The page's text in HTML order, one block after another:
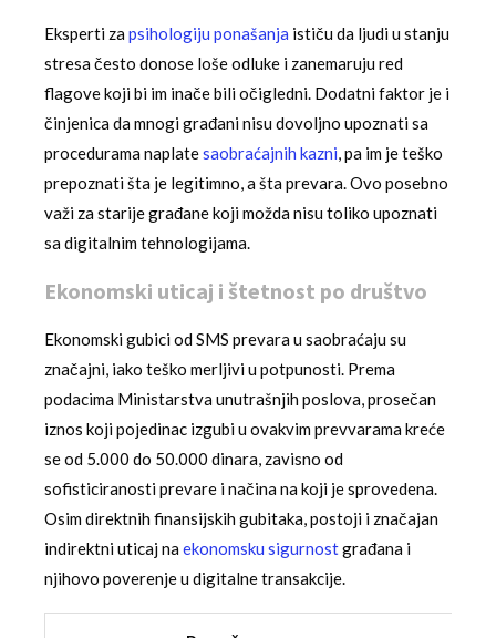
Eksperti zapsihologiju ponašanja ističu da ljudi u stanju
stresa često donose loše odluke i zanemaruju red
flagove koji bi im inače bili očigledni. Dodatni faktor je i
činjenica da mnogi građani nisu dovoljno upoznati sa
procedurama naplatesaobraćajnih kazni, pa im je teško
prepoznati šta je legitimno, a šta prevara. Ovo posebno
važi za starije građane koji možda nisu toliko upoznati
sa digitalnim tehnologijama.
Ekonomski uticaj i štetnost po društvo
Ekonomski gubici od SMS prevara u saobraćaju su
značajni, iako teško merljivi u potpunosti. Prema
podacima Ministarstva unutrašnjih poslova, prosečan
iznos koji pojedinac izgubi u ovakvim prevvarama kreće
se od 5.000 do 50.000 dinara, zavisno od
sofisticiranosti prevare i načina na koji je sprovedena.
Osim direktnih finansijskih gubitaka, postoji i značajan
indirektni uticaj naekonomsku sigurnostgrađana i
njihovo poverenje u digitalne transakcije.